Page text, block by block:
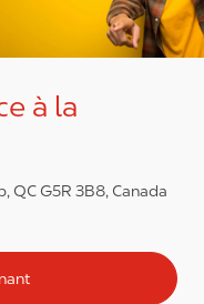
à la
QC G5R 3B8, Canada